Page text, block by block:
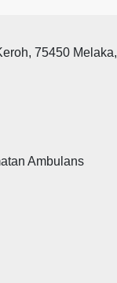
75450 Melaka,
Ambulans